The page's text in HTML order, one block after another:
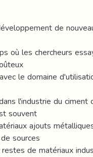
de
où les chercheurs
le domaine
l'industrie du ciment
souvent
ajouts
sources
de matériaux